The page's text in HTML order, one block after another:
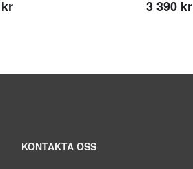
3 390 kr
KONTAKTA OSS